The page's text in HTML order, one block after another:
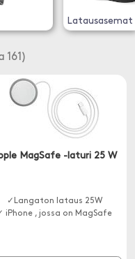
Latausasemat
161)
MagSafe -laturi 25 W
✓Langaton lataus 25W
iPhone , jossa on MagSafe